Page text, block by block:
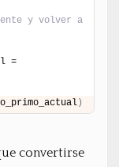
y volver a
)
convertirse